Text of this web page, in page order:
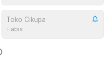
Toko Cikupa
Habis